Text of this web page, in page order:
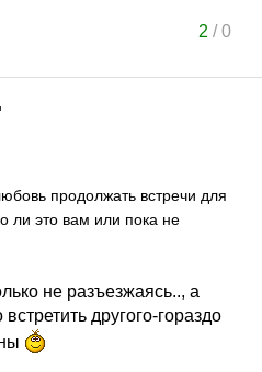
2 /0
продолжать встречи для
ли это вам или пока не
не разъезжаясь.., а
другого-гораздо